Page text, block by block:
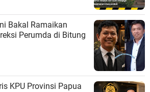
Bakal Ramaikan
Perumda di Bitung
KPU Provinsi Papua